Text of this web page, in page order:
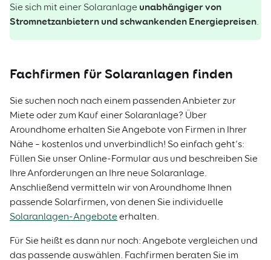
Sie sich mit einer Solaranlage unabhängiger von
Stromnetzanbietern und schwankenden Energiepreisen.
Fachfirmen für Solaranlagen finden
Sie suchen noch nach einem passenden Anbieter zur
Miete oder zum Kauf einer Solaranlage? Über
Aroundhome erhalten Sie Angebote von Firmen in Ihrer
Nähe – kostenlos und unverbindlich! So einfach geht’s:
Füllen Sie unser Online-Formular aus und beschreiben Sie
Ihre Anforderungen an Ihre neue Solaranlage.
Anschließend vermitteln wir von Aroundhome Ihnen
passende Solarfirmen, von denen Sie individuelle
Solaranlagen-Angebote erhalten.
Für Sie heißt es dann nur noch: Angebote vergleichen und
das passende auswählen. Fachfirmen beraten Sie im